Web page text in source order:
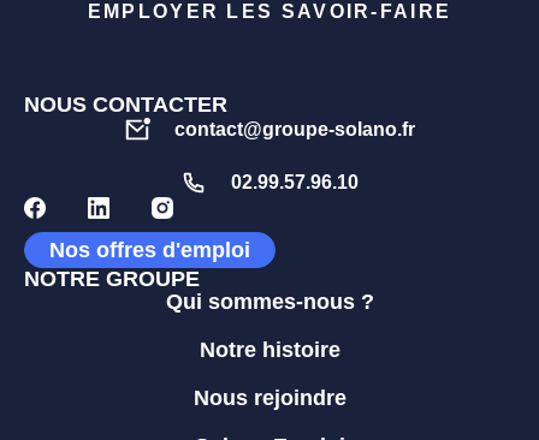
EMPLOYER LES SAVOIR-FAIRE
NOUS CONTACTER
contact@groupe-solano.fr
02.99.57.96.10
Nos offres d'emploi
NOTRE GROUPE
Qui sommes-nous ?
Notre histoire
Nous rejoindre